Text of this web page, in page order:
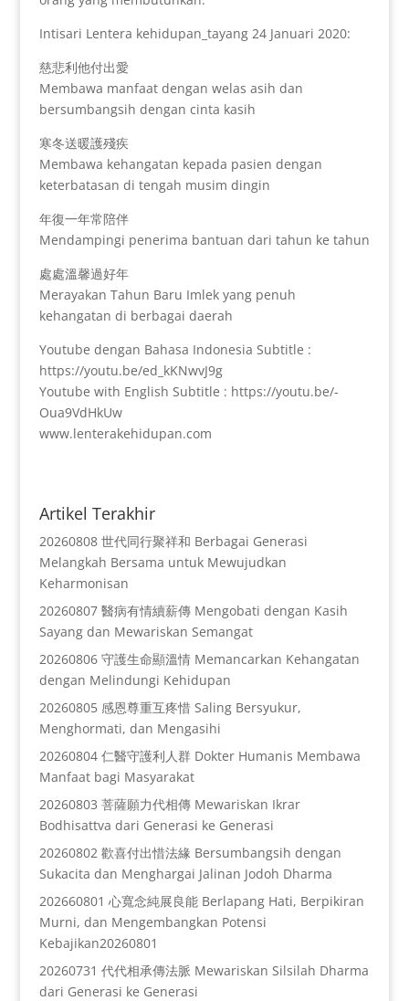
Intisari Lentera kehidupan_tayang 24 Januari 2020:
慈悲利他付出愛
Membawa manfaat dengan welas asih dan
bersumbangsih dengan cinta kasih
寒冬送暖護殘疾
Membawa kehangatan kepada pasien dengan
keterbatasan di tengah musim dingin
年復一年常陪伴
Mendampingi penerima bantuan dari tahun ke tahun
處處溫馨過好年
Merayakan Tahun Baru Imlek yang penuh
kehangatan di berbagai daerah
Youtube dengan Bahasa Indonesia Subtitle :
https://youtu.be/ed_kKNwvJ9g
Youtube with English Subtitle : https://youtu.be/-
Oua9VdHkUw
www.lenterakehidupan.com
Artikel Terakhir
20260808 世代同行聚祥和 Berbagai Generasi
Melangkah Bersama untuk Mewujudkan
Keharmonisan
20260807 醫病有情續薪傳 Mengobati dengan Kasih
Sayang dan Mewariskan Semangat
20260806 守護生命顯溫情 Memancarkan Kehangatan
dengan Melindungi Kehidupan
20260805 感恩尊重互疼惜 Saling Bersyukur,
Menghormati, dan Mengasihi
20260804 仁醫守護利人群 Dokter Humanis Membawa
Manfaat bagi Masyarakat
20260803 菩薩願力代相傳 Mewariskan Ikrar
Bodhisattva dari Generasi ke Generasi
20260802 歡喜付出惜法緣 Bersumbangsih dengan
Sukacita dan Menghargai Jalinan Jodoh Dharma
202660801 心寬念純展良能 Berlapang Hati, Berpikiran
Murni, dan Mengembangkan Potensi
Kebajikan20260801
20260731 代代相承傳法脈 Mewariskan Silsilah Dharma
dari Generasi ke Generasi